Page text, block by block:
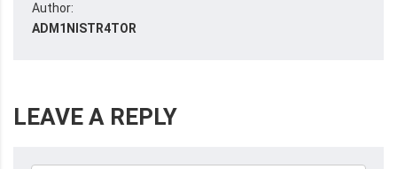
Author:
ADM1NISTR4TOR
LEAVE A REPLY